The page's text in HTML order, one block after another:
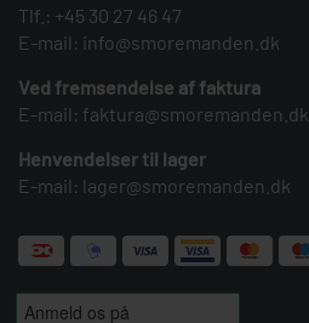
Tlf.: +45 30 27 46 47
E-mail: info@smoremanden.dk
Ved fremsendelse af faktura
E-mail: faktura@smoremanden.dk
Henvendelser til lager
E-mail: lager@smoremanden.dk